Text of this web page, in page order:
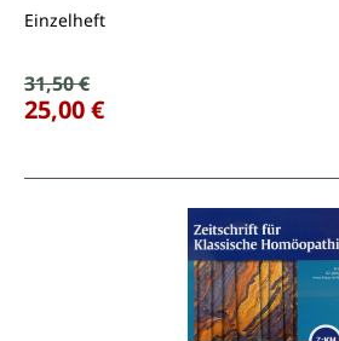
Einzelheft
Verkaufspreis:
Regulärer Preis:
31,50 €
25,00 €